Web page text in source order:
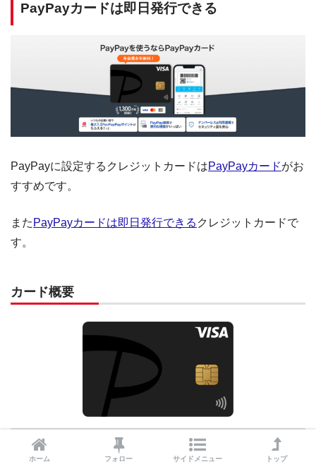
スーパー玉出で使えるQRコード決済
成城石井で使えるQRコード決済
まいばすけっとで使えるQRコード決済
ヤオコーで使えるQRコード決済
マルナカ マルナカで使えるQRコード決済
PayPayカードは即日発行できる
PayPayに設定するクレジットカードはPayPayカードがお
すすめです。
また PayPayカードは即日発行できる クレジットカードで
す。
カード概要
永年無料
ホーム フォロー サイドメニュー トップ